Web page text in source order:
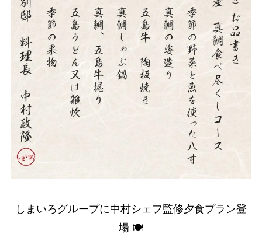
しまいろグループに中村シェフ監修夕食プラン登
場 🍽️